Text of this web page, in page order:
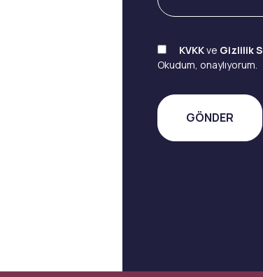
KVKKve Gizlilik
Okudum, onaylıyorum.